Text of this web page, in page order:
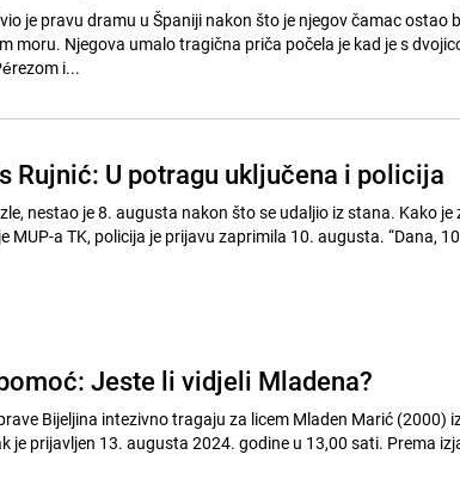
je pravu dramu u Španiji nakon što je njegov čamac ostao
moru. Njegova umalo tragična priča počela je kad je s
i...
Rujnić: U potragu uključena i policija
nestao je 8. augusta nakon što se udaljio iz stana. Kako je
MUP-a TK, policija je prijavu zaprimila 10. augusta. “Dana,
Jeste li vidjeli Mladena?
Bijeljina intezivno tragaju za licem Mladen Marić (2000)
je prijavljen 13. augusta 2024. godine u 13,00 sati. Prema